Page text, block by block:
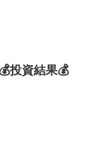
投資結果💰